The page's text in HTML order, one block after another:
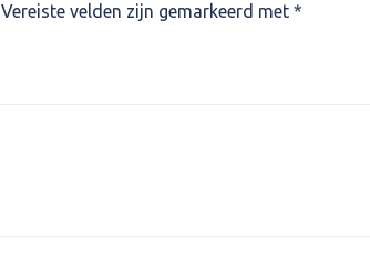
Vereiste velden zijn gemarkeerd met *